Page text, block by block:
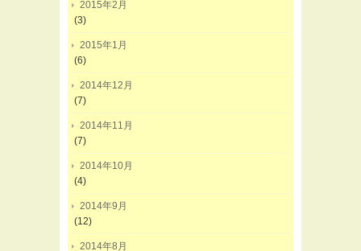
2015年2月
(3)
2015年1月
(6)
2014年12月
(7)
2014年11月
(7)
2014年10月
(4)
2014年9月
(12)
2014年8月